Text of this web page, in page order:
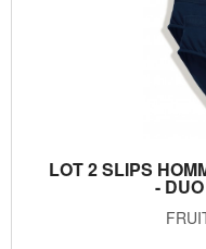
LOT 2 SLIPS
-